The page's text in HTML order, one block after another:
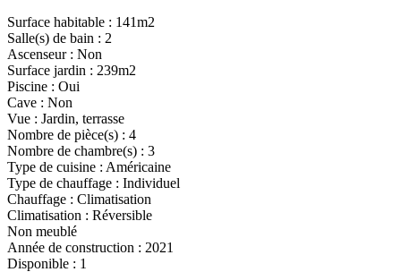
Surface habitable : 141m2
Salle(s) de bain : 2
Ascenseur : Non
Surface jardin : 239m2
Piscine : Oui
Cave : Non
Vue : Jardin, terrasse
Nombre de pièce(s) : 4
Nombre de chambre(s) : 3
Type de cuisine : Américaine
Type de chauffage : Individuel
Chauffage : Climatisation
Climatisation : Réversible
Non meublé
Année de construction : 2021
Disponible : 1